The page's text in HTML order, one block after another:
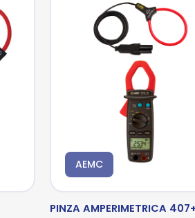
AEMC
PINZA AMPERIMETRICA